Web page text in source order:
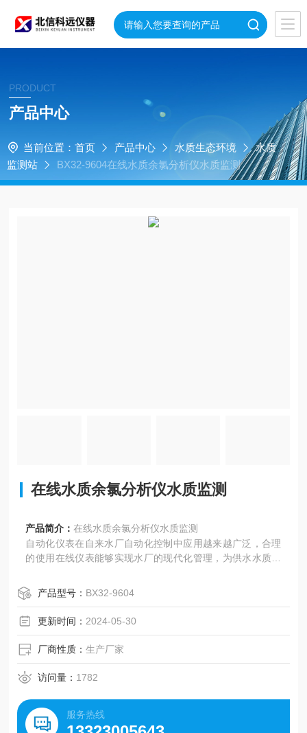
PRODUCT
产品中心
当前位置： 首页 产品中心 水质生态环境
水质
监测站
BX32-9604在线水质余氯分析仪水质监测
在线水质余氯分析仪水质监测
产品简介：在线水质余氯分析仪水质监测
自动化仪表在自来水厂自动化控制中应用越来越广泛，合理
的使用在线仪表能够实现水厂的现代化管理，为供水水质提
方便，能连续测量，反应灵敏，便于维护。
产品型号： BX32-9604
更新时间： 2024-05-30
厂商性质：生产厂家
访问量： 1782
服务热线